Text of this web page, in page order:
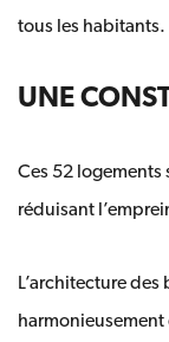
tous les habitants.
UNE
Ces 52 logements
réduisant
L’architecture